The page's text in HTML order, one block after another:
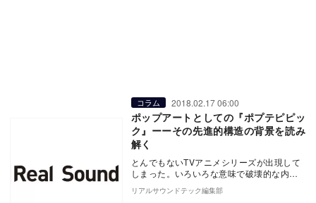
コラム 2018.02.17 06:00
ポップアートとしての『ポプテピピッ
ク』ーーその先進的構造の背景を読み
解く
とんでもないTVアニメシリーズが出現して
しまった。いろいろな意味で破壊的な内容
が話題となっている『ポプテピピック』で
ある。爆発的…
リアルサウンドテック編集部